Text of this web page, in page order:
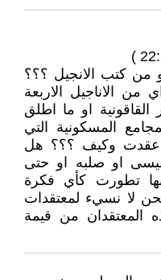
كتب الانجيل ؟؟؟
من الاناجيل الاربعة
القاقونية او ما اطلق
المسكونية التي
عقدت وكيف ؟؟؟ هل
او صلبه او حتى
تطورت كأي فكرة
نحن لا نسيء لمعتقدات
المعتقدان من قيمة